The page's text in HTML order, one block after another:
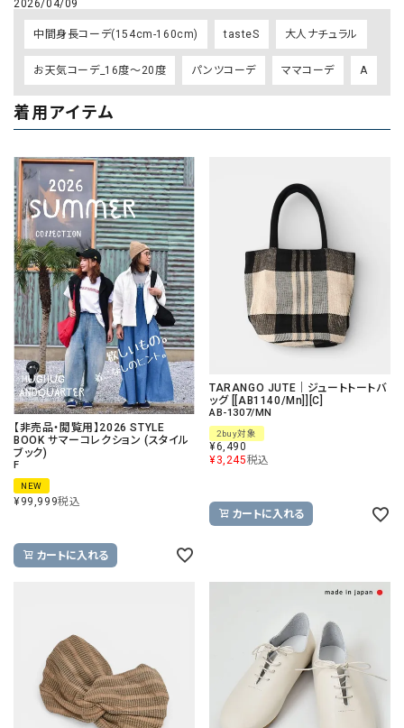
2026/04/09
中間身長コーデ(154cm-160cm) tasteS 大人ナチュラル
お天気コーデ_16度～20度 パンツコーデ ママコーデ A
着用アイテム
【非売品・閲覧用】2026 STYLE
BOOK サマーコレクション (スタイル
ブック)
F
NEW
¥99,999税込
カートに入れる
TARANGO JUTE｜ジュートトートバ
ッグ [[AB1140/Mn]][C]
AB-1307/MN
2buy対象
¥6,490
¥3,245税込
カートに入れる